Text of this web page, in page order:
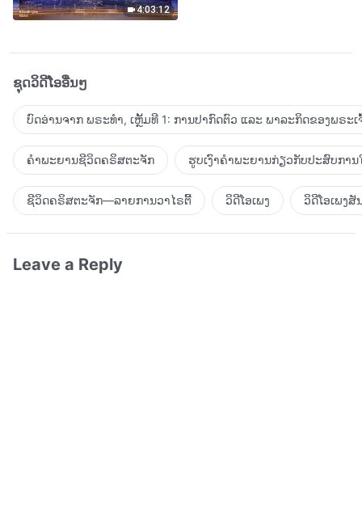
4:03:12
ຊຸດວິດີໂອອື່ນໆ
ບົດອ່ານຈາກ ພຣະທຳ, ເຫຼັ້ມທີ 1: ການປາກົດຕົວ ແລະ ພາລະກິດຂອງພຣະເ
ຄຳພະຍານຊີວິດຄຣິສຕະຈັກ ຮູບເງົາຄຳພະຍານກ່ຽວກັບປະສົບກາ
ຊີວິດຄຣິສຕະຈັກ—ລາຍການວາໄຣຕີ້ ວິດີໂອເພງ ວິດີໂອເພງສັ
Leave a Reply